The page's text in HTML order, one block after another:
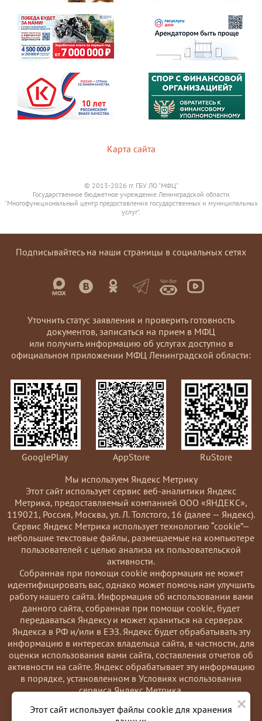
×
Этот сайт использует файлы cookie для хранения
Карта сайта
© 2013-2026 гг. ГБУ ЛО "МФЦ"
Государственное бюджетное учреждение Ленинградской области
"Многофункциональный центр предоставления государственных и муниципальных
услуг".
Подписывайтесь на наши страницы в социальных сетях
Уточнить статус заявления и проверить готовность
документов, записаться на прием в МФЦ
или получить информацию об услугах доступно в
официальном приложении МФЦ Ленинградской области:
GooglePlay AppStore
RuStore
Мы используем Яндекс Метрику
Этот сайт использует сервис веб-аналитики Яндекс
Метрика, предоставляемый компанией ООО «ЯНДЕКС»,
119021, Россия, Москва, ул. Л. Толстого, 16 (далее — Яндекс).
Сервис Яндекс Метрика использует технологию “cookie”—
небольшие текстовые файлы, размещаемые на компьютере
пользователей с целью анализа их пользовательской
активности.
Coбранная при помощи cookie информация не может
идентифицировать вас, однако может помочь нам улучшить
работу нашего сайта. Информация об использовании вами
данного сайта, собранная при помощи cookie, будет
передаваться Яндексу и может храниться на серверах
Яндекса в РФ и/или в ЕЭЗ. Яндекс будет обрабатывать эту
информацию в интересах владельца сайта, в частности, для
оценки использования вами сайта, составления отчетов об
активности на сайте. Яндекс обрабатывает эту информацию
в порядке, установленном в Условиях использования
сервиса Яндекс Метрика.
Вы можете отказаться от использования cookies, выбрав
соответствующие настройки в браузере. Также вы можете